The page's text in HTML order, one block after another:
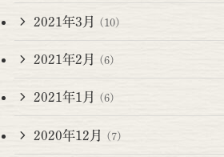
2021年3月 (10)
2021年2月 (6)
2021年1月 (6)
2020年12月 (7)